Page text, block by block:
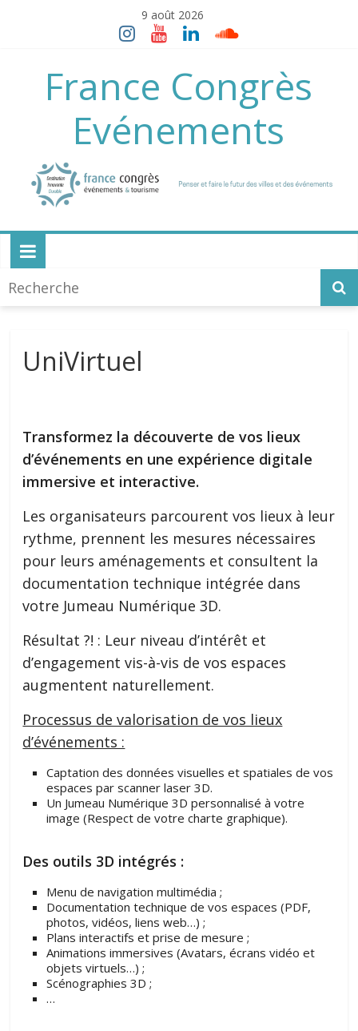
9 août 2026
France Congrès
Evénements
UniVirtuel
Transformez la découverte de vos lieux
d’événements en une expérience digitale
immersive et interactive.
Les organisateurs parcourent vos lieux à leur
rythme, prennent les mesures nécessaires
pour leurs aménagements et consultent la
documentation technique intégrée dans
votre Jumeau Numérique 3D.
Résultat ?! : Leur niveau d’intérêt et
d’engagement vis-à-vis de vos espaces
augmentent naturellement.
Processus de valorisation de vos lieux
d’événements :
Captation des données visuelles et spatiales de vos
espaces par scanner laser 3D.
Un Jumeau Numérique 3D personnalisé à votre
image (Respect de votre charte graphique).
Des outils 3D intégrés :
Menu de navigation multimédia ;
Documentation technique de vos espaces (PDF,
photos, vidéos, liens web…) ;
Plans interactifs et prise de mesure ;
Animations immersives (Avatars, écrans vidéo et
objets virtuels…) ;
Scénographies 3D ;
…